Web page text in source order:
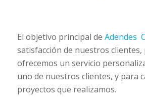
El objetivo principal de Adendes
satisfacción de nuestros clientes,
ofrecemos un servicio
uno de nuestros clientes, y para
proyectos que realizamos.